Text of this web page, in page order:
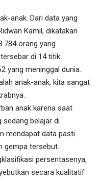
anak. Dari data yang
Kamil, dikatakan
orang yang
di 14 titik.
yang meninggal dunia.
anak-anak, kita sangat
anak karena saat
sedang belajar di
mendapat data pasti
gempa tersebut.
persentasenya,
secara kualitatif